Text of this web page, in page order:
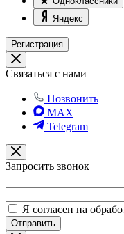
Яндекс
Регистрация
Связаться с нами
Позвонить
MAX
Telegram
Запросить звонок
Я согласен на
Отправить